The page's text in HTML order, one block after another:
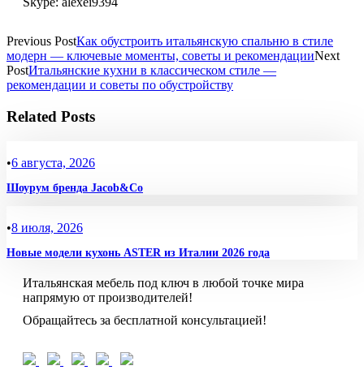
Previous PostКак обустроить итальянскую спальню в стиле
модерн — ключевые моменты, советы и рекомендацииNext
PostИтальянские кухни в классическом стиле —
рекомендации и советы по обустройству
Related Posts
•6 августа, 2026
Шоурум бренда Jacob&Co
•8 июля, 2026
Новые модели кухонь ASTER из Италии 2026 года
Итальянская мебель под ключ в любой точке мира
напрямую от производителей!
Обращайтесь за бесплатной консультацией!